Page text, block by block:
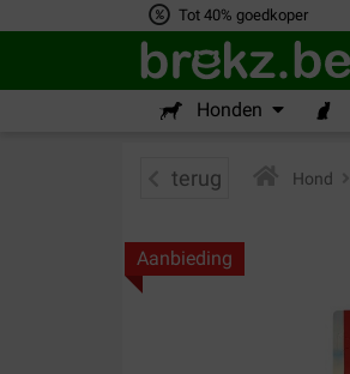
Tot 40% goedkoper
Honden
terug Hond
Aanbieding